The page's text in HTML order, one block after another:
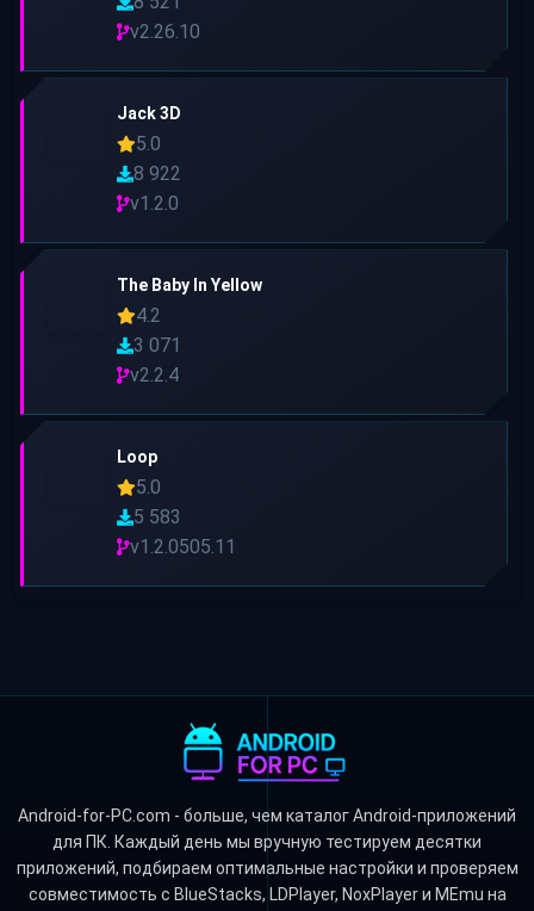
v2.26.10
Jack 3D
5.0
8 922
v1.2.0
The Baby In Yellow
4.2
3 071
v2.2.4
Loop
5.0
5 583
v1.2.0505.11
Android-for-PC.com - больше, чем каталог Android-приложений
для ПК. Каждый день мы вручную тестируем десятки
приложений, подбираем оптимальные настройки и проверяем
совместимость с BlueStacks, LDPlayer, NoxPlayer и MEmu на